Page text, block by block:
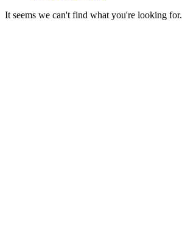
It seems we can't find what you're looking for.